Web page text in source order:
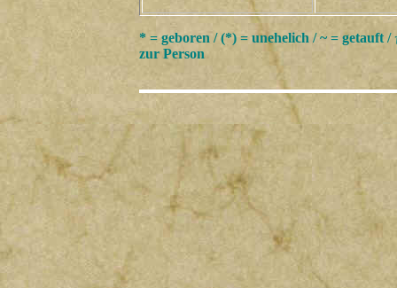
* = geboren / (*) = unehelich / ~ = getauft /
zur Person